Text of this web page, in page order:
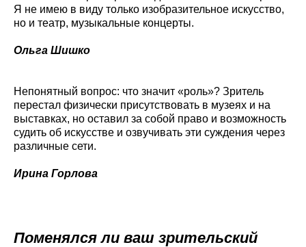
Я не имею в виду только изобразительное искусство,
но и театр, музыкальные концерты.
Ольга Шишко
Непонятный вопрос: что значит «роль»? Зритель
перестал физически присутствовать в музеях и на
выставках, но оставил за собой право и возможность
судить об искусстве и озвучивать эти суждения через
различные сети.
Ирина Горлова
Поменялся ли ваш зрительский